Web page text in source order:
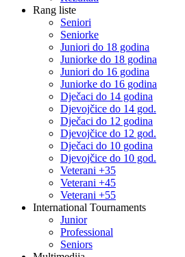
Rang liste
Seniori
Seniorke
Juniori do 18 godina
Juniorke do 18 godina
Juniori do 16 godina
Juniorke do 16 godina
Dječaci do 14 godina
Djevojčice do 14 god.
Dječaci do 12 godina
Djevojčice do 12 god.
Dječaci do 10 godina
Djevojčice do 10 god.
Veterani +35
Veterani +45
Veterani +55
International Tournaments
Junior
Professional
Seniors